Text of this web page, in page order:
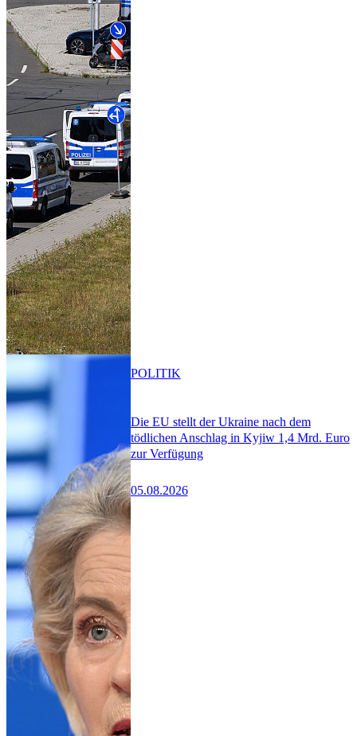
Die EU stellt der Ukraine nach dem
tödlichen Anschlag in Kyjiw 1,4 Mrd. Euro
zur Verfügung
05.08.2026
POLITIK